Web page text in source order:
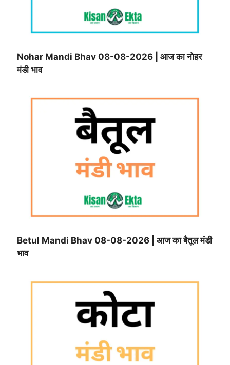
Nohar Mandi Bhav 08-08-2026 | आज का नोहर
मंडी भाव
Betul Mandi Bhav 08-08-2026 | आज का बैतूल मंडी
भाव